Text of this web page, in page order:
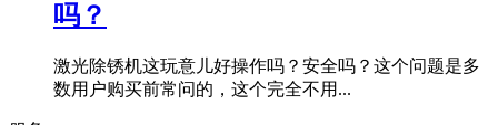
吗？
激光除锈机这玩意儿好操作吗？安全吗？这个问题是多
数用户购买前常问的，这个完全不用...